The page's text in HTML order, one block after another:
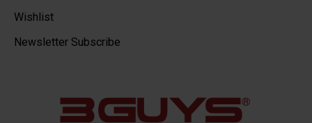
Wishlist
Newsletter Subscribe